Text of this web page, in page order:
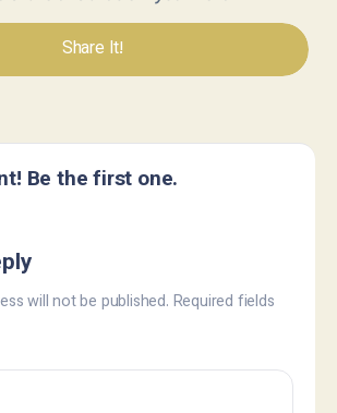
Share It!
Be the first one.
will not be published. Required fields